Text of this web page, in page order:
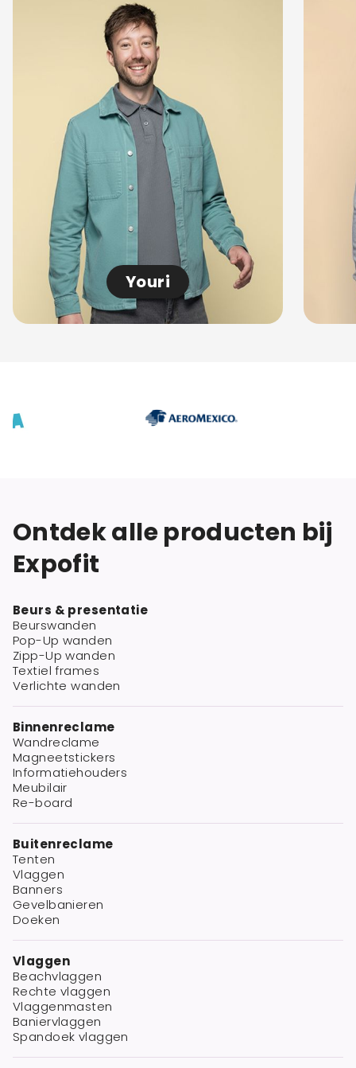
Youri
Ontdek alle producten bij
Expofit
Beurs & presentatie
Beurswanden
Pop-Up wanden
Zipp-Up wanden
Textiel frames
Verlichte wanden
Binnenreclame
Wandreclame
Magneetstickers
Informatiehouders
Meubilair
Re-board
Buitenreclame
Tenten
Vlaggen
Banners
Gevelbanieren
Doeken
Vlaggen
Beachvlaggen
Rechte vlaggen
Vlaggenmasten
Baniervlaggen
Spandoek vlaggen